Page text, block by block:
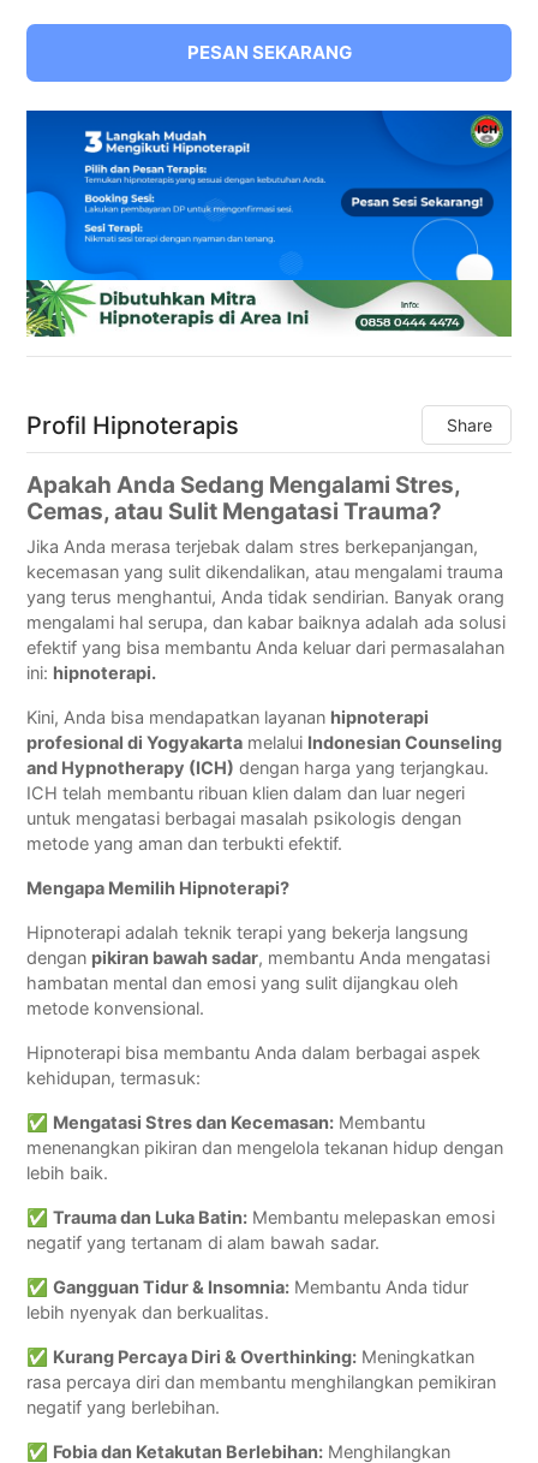
PESAN SEKARANG
Profil Hipnoterapis Share
Apakah Anda Sedang Mengalami Stres,
Cemas, atau Sulit Mengatasi Trauma?
Jika Anda merasa terjebak dalam stres berkepanjangan,
kecemasan yang sulit dikendalikan, atau mengalami trauma
yang terus menghantui, Anda tidak sendirian. Banyak orang
mengalami hal serupa, dan kabar baiknya adalah ada solusi
efektif yang bisa membantu Anda keluar dari permasalahan
ini: hipnoterapi.
Kini, Anda bisa mendapatkan layanan hipnoterapi
profesional di Yogyakarta melalui Indonesian Counseling
and Hypnotherapy (ICH) dengan harga yang terjangkau.
ICH telah membantu ribuan klien dalam dan luar negeri
untuk mengatasi berbagai masalah psikologis dengan
metode yang aman dan terbukti efektif.
Mengapa Memilih Hipnoterapi?
Hipnoterapi adalah teknik terapi yang bekerja langsung
dengan pikiran bawah sadar, membantu Anda mengatasi
hambatan mental dan emosi yang sulit dijangkau oleh
metode konvensional.
Hipnoterapi bisa membantu Anda dalam berbagai aspek
kehidupan, termasuk:
✅ Mengatasi Stres dan Kecemasan: Membantu
menenangkan pikiran dan mengelola tekanan hidup dengan
lebih baik.
✅Trauma dan Luka Batin: Membantu melepaskan emosi
negatif yang tertanam di alam bawah sadar.
✅Gangguan Tidur & Insomnia: Membantu Anda tidur
lebih nyenyak dan berkualitas.
✅ Kurang Percaya Diri & Overthinking: Meningkatkan
rasa percaya diri dan membantu menghilangkan pemikiran
negatif yang berlebihan.
✅ Fobia dan Ketakutan Berlebihan: Menghilangkan